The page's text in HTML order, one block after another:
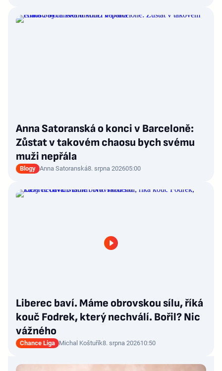
Anna Satoranská o konci v Barceloně:
Zůstat v takovém chaosu bych svému
muži nepřála
Blogy Anna Satoranská8. srpna 202605:00
Liberec baví. Máme obrovskou sílu, říká
kouč Fodrek, který nechválí. Bořil? Nic
vážného
Chance Liga Michal Koštuřík8. srpna 202610:50